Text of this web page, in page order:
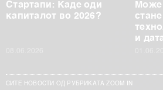
Стартапи: Каде оди
капиталот во 2026?
Може
и
СИТЕ НОВОСТИ ОД РУБРИКАТА ZOOM IN